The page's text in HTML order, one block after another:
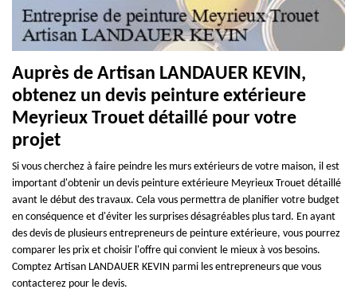
Auprès de Artisan LANDAUER KEVIN,
obtenez un devis peinture extérieure
Meyrieux Trouet détaillé pour votre
projet
Si vous cherchez à faire peindre les murs extérieurs de votre maison, il est
important d'obtenir un devis peinture extérieure Meyrieux Trouet détaillé
avant le début des travaux. Cela vous permettra de planifier votre budget
en conséquence et d'éviter les surprises désagréables plus tard. En ayant
des devis de plusieurs entrepreneurs de peinture extérieure, vous pourrez
comparer les prix et choisir l'offre qui convient le mieux à vos besoins.
Comptez Artisan LANDAUER KEVIN parmi les entrepreneurs que vous
contacterez pour le devis.